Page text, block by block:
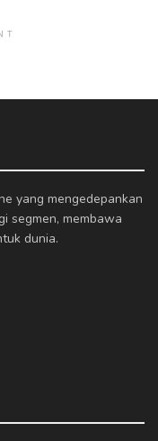
yang mengedepankan
segmen, membawa
dunia.